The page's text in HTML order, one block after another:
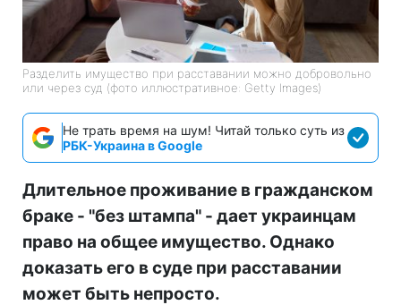
Разделить имущество при расставании можно добровольно
или через суд (фото иллюстративное: Getty Images)
Не трать время на шум! Читай только суть из
РБК-Украина в Google
Длительное проживание в гражданском
браке - "без штампа" - дает украинцам
право на общее имущество. Однако
доказать его в суде при расставании
может быть непросто.